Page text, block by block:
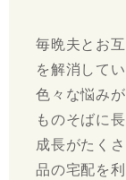
毎晩夫とお
を解消して
色々な悩み
ものそばに
成長がたく
品の宅配を